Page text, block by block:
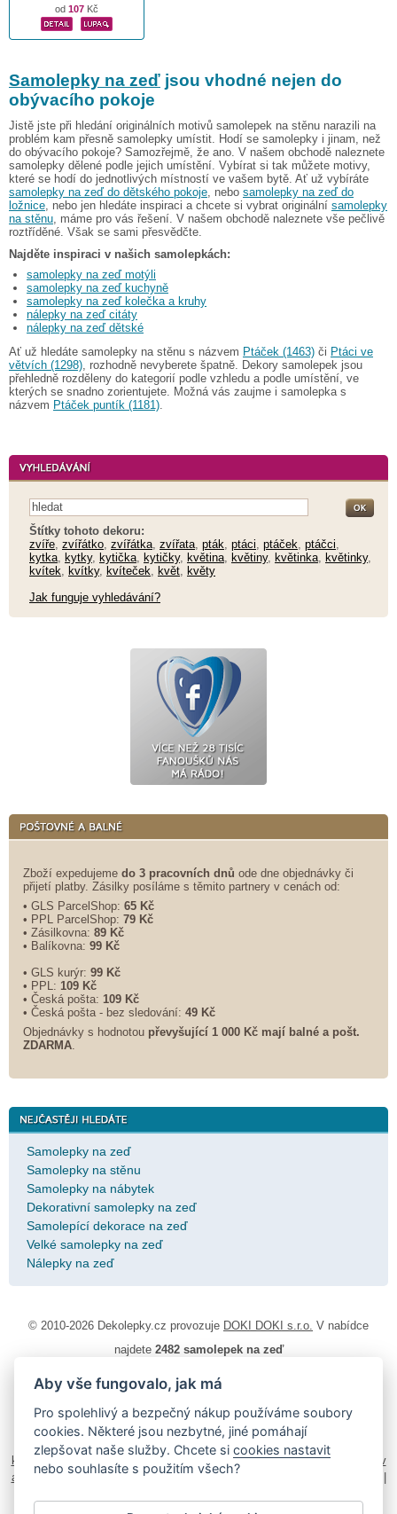
od 107 Kč
Samolepky na zeď jsou vhodné nejen do
obývacího pokoje
Jistě jste při hledání originálních motivů samolepek na stěnu narazili na
problém kam přesně samolepky umístit. Hodí se samolepky i jinam, než
do obývacího pokoje? Samozřejmě, že ano. V našem obchodě naleznete
samolepky dělené podle jejich umístění. Vybírat si tak můžete motivy,
které se hodí do jednotlivých místností ve vašem bytě. Ať už vybíráte
samolepky na zeď do dětského pokoje, nebo samolepky na zeď do
ložnice, nebo jen hledáte inspiraci a chcete si vybrat originální samolepky
na stěnu, máme pro vás řešení. V našem obchodě naleznete vše pečlivě
roztříděné. Však se sami přesvědčte.
Najděte inspiraci v našich samolepkách:
samolepky na zeď motýli
samolepky na zeď kuchyně
samolepky na zeď kolečka a kruhy
nálepky na zeď citáty
nálepky na zeď dětské
Ať už hledáte samolepky na stěnu s názvem Ptáček (1463) či Ptáci ve
větvích (1298), rozhodně nevyberete špatně. Dekory samolepek jsou
přehledně rozděleny do kategorií podle vzhledu a podle umístění, ve
kterých se snadno zorientujete. Možná vás zaujme i samolepka s
názvem Ptáček puntík (1181).
Štítky tohoto dekoru:
zvíře, zvířátko, zvířátka, zvířata, pták, ptáci, ptáček, ptáčci,
kytka, kytky, kytička, kytičky, květina, květiny, květinka, květinky,
kvítek, kvítky, kvíteček, květ, květy
Jak funguje vyhledávání?
Zboží expedujeme do 3 pracovních dnů ode dne objednávky či
přijetí platby. Zásilky posíláme s těmito partnery v cenách od:
• GLS ParcelShop: 65 Kč
• PPL ParcelShop: 79 Kč
• Zásilkovna: 89 Kč
• Balíkovna: 99 Kč
• GLS kurýr: 99 Kč
• PPL: 109 Kč
• Česká pošta: 109 Kč
• Česká pošta - bez sledování: 49 Kč
Objednávky s hodnotou převyšující 1 000 Kč mají balné a pošt.
ZDARMA.
Samolepky na zeď
Samolepky na stěnu
Samolepky na nábytek
Dekorativní samolepky na zeď
Samolepící dekorace na zeď
Velké samolepky na zeď
Nálepky na zeď
© 2010-2026 Dekolepky.cz provozuje DOKI DOKI s.r.o. V nabídce
najdete 2482 samolepek na zeď
Návod k lepení|Životnost samolepek na zeď
podmínky|Ochrana osobních údajů|Cookies |Reklamační řád
Impressum
samolepky na auto |fotomagnetky na lednici fotokalendáře
kühlschrank fotomagnete
foto magnesy na lodówkę|samolepky dieťa v
aute |logoprinty |nálepky na stenu | dárky pro ženy
Aby vše fungovalo, jak má
Pro spolehlivý a bezpečný nákup používáme soubory
cookies. Některé jsou nezbytné, jiné pomáhají
zlepšovat naše služby. Chcete sicookies nastavit
nebo souhlasíte s použitím všech?